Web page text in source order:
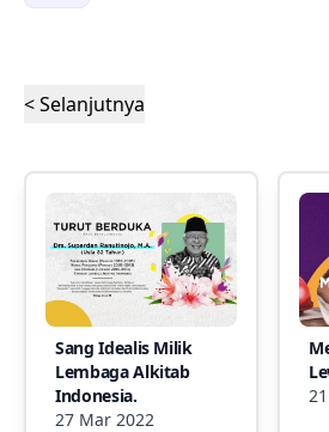
< Selanjutnya
Sang Idealis Milik
Lembaga Alkitab
Indonesia.
27 Mar 2022